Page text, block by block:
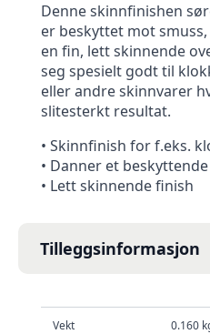
Denne skinnfinishen
er beskyttet mot
en fin, lett skinnende
seg spesielt godt til
eller andre skinnvarer
slitesterkt resultat.
• Skinnfinish for f.eks.
• Danner et
• Lett skinnende finish
Tilleggsinformasjon
Vekt 0.160